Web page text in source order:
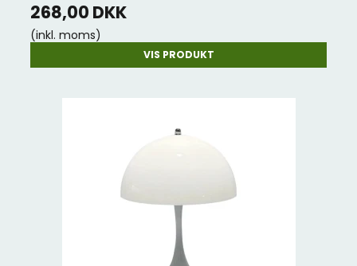
268,00 DKK
(inkl. moms)
VIS PRODUKT